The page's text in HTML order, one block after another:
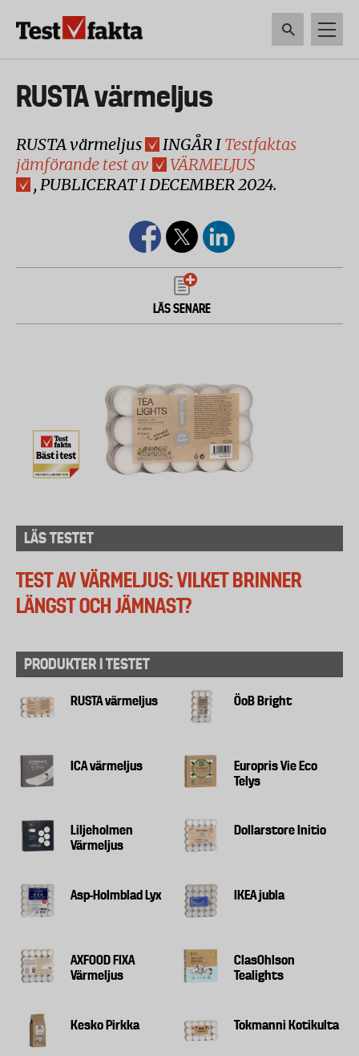
Huvudmeny
ny
RUSTA värmeljus
RUSTA värmeljus INGÅR I Testfaktas
jämförande test av
VÄRMELJUS
, PUBLICERAT I DECEMBER 2024.
LÄS SENARE
LÄS TESTET
TEST AV VÄRMELJUS: VILKET BRINNER
LÄNGST OCH JÄMNAST?
PRODUKTER I TESTET
RUSTA värmeljus ÖoB Bright
ICA värmeljus
Europris Vie Eco
Telys
Liljeholmen
Värmeljus
Dollarstore Initio
Asp-Holmblad Lyx IKEA jubla
AXFOOD FIXA
Värmeljus
ClasOhlson
Tealights
Kesko Pirkka Tokmanni Kotikulta